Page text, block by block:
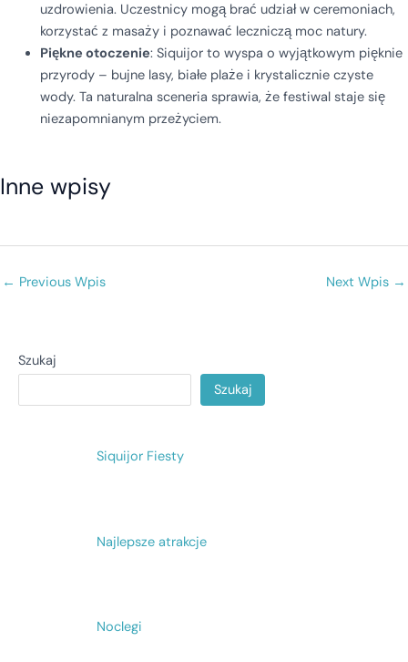
uzdrowienia. Uczestnicy mogą brać udział w ceremoniach,
korzystać z masaży i poznawać leczniczą moc natury.
Piękne otoczenie: Siquijor to wyspa o wyjątkowym pięknie
przyrody – bujne lasy, białe plaże i krystalicznie czyste
wody. Ta naturalna sceneria sprawia, że festiwal staje się
niezapomnianym przeżyciem.
Inne wpisyPoradnik pakowania na Filipiny
← Previous Wpis Next Wpis →
Szukaj
Szukaj
Siquijor Fiesty
Najlepsze atrakcje
Noclegi